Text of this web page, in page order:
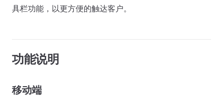
具栏功能，以更方便的触达客户。
功能说明
移动端